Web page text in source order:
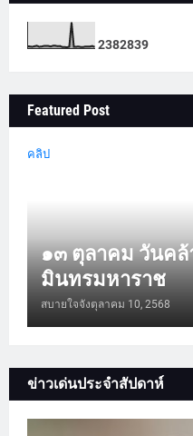
2382839
Featured Post
คลิป
๑๓ ตุลาคม วันคล้
มินทรมหาราช
สบายใจจังตุลาคม 10, 2568
ข่าวเด่นประจำสัปดาห์